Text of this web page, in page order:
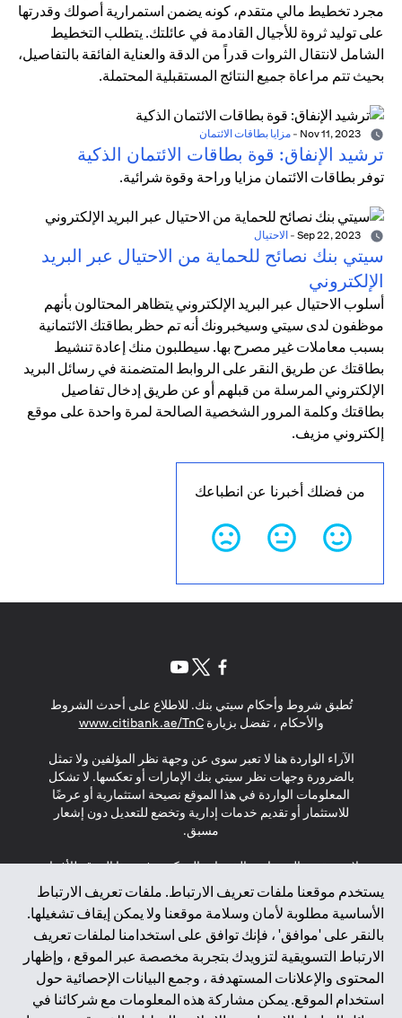
مجرد تخطيط مالي متقدم، كونه يضمن استمرارية أصولك وقدرتها
على توليد ثروة للأجيال القادمة في عائلتك. يتطلب التخطيط
الشامل لانتقال الثروات قدراً من الدقة والعناية الفائقة بالتفاصيل،
بحيث تتم مراعاة جميع النتائج المستقبلية المحتملة.
- مزايا بطاقات الائتمان
ترشيد الإنفاق: قوة بطاقات الائتمان الذكية
توفر بطاقات الائتمان مزايا وراحة وقوة شرائية.
- الاحتيال
سيتي بنك نصائح للحماية من الاحتيال عبر البريد
الإلكتروني
أسلوب الاحتيال عبر البريد الإلكتروني يتظاهر المحتالون بأنهم
موظفون لدى سيتي وسيخبرونك أنه تم حظر بطاقتك الائتمانية
بسبب معاملات غير مصرح بها. سيطلبون منك إعادة تنشيط
بطاقتك عن طريق النقر على الروابط المتضمنة في رسائل البريد
الإلكتروني المرسلة من قبلهم أو عن طريق إدخال تفاصيل
بطاقتك وكلمة المرور الشخصية الصالحة لمرة واحدة على موقع
إلكتروني مزيف.
من فضلك أخبرنا عن انطباعك
يستخدم موقعنا ملفات تعريف الارتباط. ملفات تعريف الارتباط
الأساسية مطلوبة لأمان وسلامة موقعنا ولا يمكن إيقاف تشغيلها.
بالنقر على 'موافق' ، فإنك توافق على استخدامنا لملفات تعريف
الارتباط التسويقية لتزويدك بتجربة مخصصة عبر الموقع ، وإظهار
المحتوى والإعلانات المستهدفة ، وجمع البيانات الإحصائية حول
استخدام الموقع. يمكن مشاركة هذه المعلومات مع شركائنا في
تُطبق شروط وأحكام سيتي بنك. للاطلاع على أحدث الشروط
والأحكام ، تفضل بزيارةwww.citibank.ae/TnC
(opens in a new tab)
الآراء الواردة هنا لا تعبر سوى عن وجهة نظر المؤلفين ولا تمثل
بالضرورة وجهات نظر سيتي بنك الإمارات أو تعكسها. لا تشكل
المعلومات الواردة في هذا الموقع نصيحة استثمارية أو عرضًا
للاستثمار أو تقديم خدمات إدارية وتخضع للتعديل دون إشعار
مسبق.
لا يتم تقديم المنتجات والخدمات المذكورة في هذا الموقع للأفراد
المقيمين في الاتحاد الأوروبي أو المنطقة الاقتصادية الأوروبية أو
سويسرا أو غيرنسي أو جيرسي أو موناكو أو سان مارينو أو
الفاتيكان أو جزيرة مان أو المملكة المتحدة أو خصوصية البيانات
(لائحة حماية البيانات العامة \ قانون حماية البيانات الشخصية
العامة \ قانون خصوصية نيوزيلندا). المحتوى الموجود في هذه
الصفحة ليس ولا ينبغي تفسيره على أنه عرض أو دعوة أو دعوة
لشراء أو بيع أي من المنتجات والخدمات المذكورة هنا لمثل هؤلاء
الأفراد.